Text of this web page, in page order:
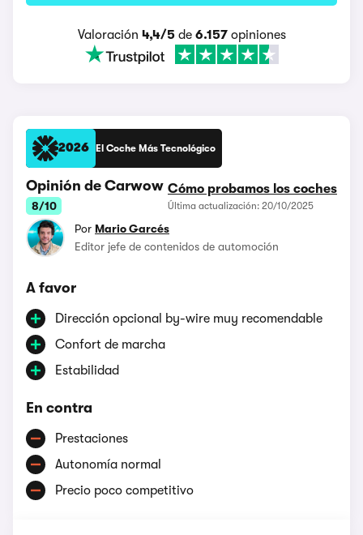
Valoración 4,4/5de 6.157opiniones
2026 El Coche Más Tecnológico
Opinión de Carwow
8/10
Cómo probamos los coches
Última actualización: 20/10/2025
Por Mario Garcés
Editor jefe de contenidos de automoción
A favor
Dirección opcional by-wire muy recomendable
Confort de marcha
Estabilidad
En contra
Prestaciones
Autonomía normal
Precio poco competitivo